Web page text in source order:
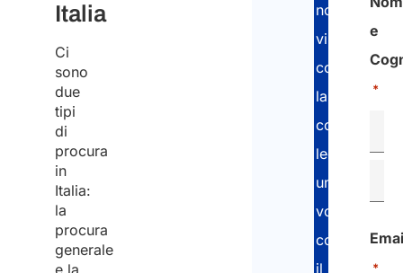
Italia
Ci
sono
due
tipi
di
procura
in
Italia:
la
procura
generale
e la
noi
vi
la
copia
legalizzata
una
volta
completato
il
e
*
*